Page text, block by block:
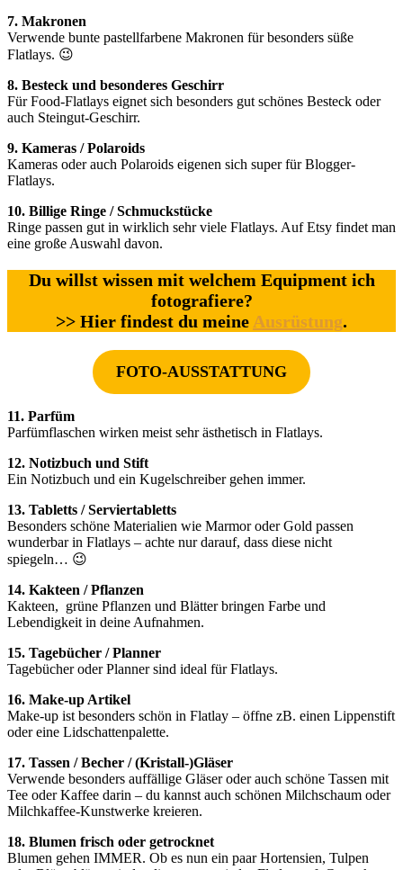
7. Makronen
Verwende bunte pastellfarbene Makronen für besonders süße
Flatlays. 😉
8. Besteck und besonderes Geschirr
Für Food-Flatlays eignet sich besonders gut schönes Besteck oder
auch Steingut-Geschirr.
9. Kameras / Polaroids
Kameras oder auch Polaroids eigenen sich super für Blogger-
Flatlays.
10. Billige Ringe / Schmuckstücke
Ringe passen gut in wirklich sehr viele Flatlays. Auf Etsy findet man
eine große Auswahl davon.
Du willst wissen mit welchem Equipment ich
fotografiere?
>> Hier findest du meineAusrüstung.
FOTO-AUSSTATTUNG
11. Parfüm
Parfümflaschen wirken meist sehr ästhetisch in Flatlays.
12. Notizbuch und Stift
Ein Notizbuch und ein Kugelschreiber gehen immer.
13. Tabletts / Serviertabletts
Besonders schöne Materialien wie Marmor oder Gold passen
wunderbar in Flatlays – achte nur darauf, dass diese nicht
spiegeln… 😉
14. Kakteen / Pflanzen
Kakteen, grüne Pflanzen und Blätter bringen Farbe und
Lebendigkeit in deine Aufnahmen.
15. Tagebücher / Planner
Tagebücher oder Planner sind ideal für Flatlays.
16. Make-up Artikel
Make-up ist besonders schön in Flatlay – öffne zB. einen Lippenstift
oder eine Lidschattenpalette.
17. Tassen / Becher / (Kristall-)Gläser
Verwende besonders auffällige Gläser oder auch schöne Tassen mit
Tee oder Kaffee darin – du kannst auch schönen Milchschaum oder
Milchkaffee-Kunstwerke kreieren.
18. Blumen frisch oder getrocknet
Blumen gehen IMMER. Ob es nun ein paar Hortensien, Tulpen